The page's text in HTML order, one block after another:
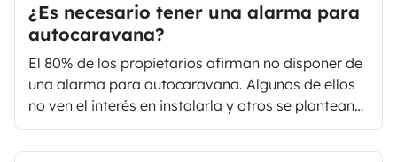
¿Es necesario tener una alarma para
autocaravana?
El 80% de los propietarios afirman no disponer de
una alarma para autocaravana. Algunos de ellos
no ven el interés en instalarla y otros se plantean
disponer de ella por la seguridad que puede
ofrecer al viajar y al dejarla estacionada. En el